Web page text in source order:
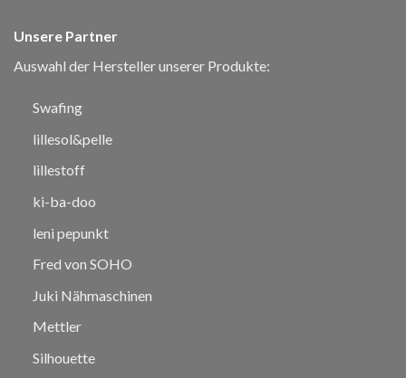
Unsere Partner
Auswahl der Hersteller unserer Produkte:
Swafing
lillesol&pelle
lillestoff
ki-ba-doo
leni pepunkt
Fred von SOHO
Juki Nähmaschinen
Mettler
Silhouette